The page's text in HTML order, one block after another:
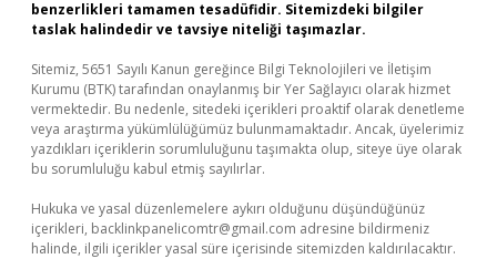
benzerlikleri tamamen tesadüfidir. Sitemizdeki bilgiler
taslak halindedir ve tavsiye niteliği taşımazlar.
Sitemiz, 5651 Sayılı Kanun gereğince Bilgi Teknolojileri ve İletişim
Kurumu (BTK) tarafından onaylanmış bir Yer Sağlayıcı olarak hizmet
vermektedir. Bu nedenle, sitedeki içerikleri proaktif olarak denetleme
veya araştırma yükümlülüğümüz bulunmamaktadır. Ancak, üyelerimiz
yazdıkları içeriklerin sorumluluğunu taşımakta olup, siteye üye olarak
bu sorumluluğu kabul etmiş sayılırlar.
Hukuka ve yasal düzenlemelere aykırı olduğunu düşündüğünüz
içerikleri, backlinkpanelicomtr@gmail.com adresine bildirmeniz
halinde, ilgili içerikler yasal süre içerisinde sitemizden kaldırılacaktır.